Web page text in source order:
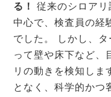
る！
従来のシロア
中心で、検査員の経
でした。 しかし、
って壁や床下など、
リの動きを検知しま
となく、科学的かつ